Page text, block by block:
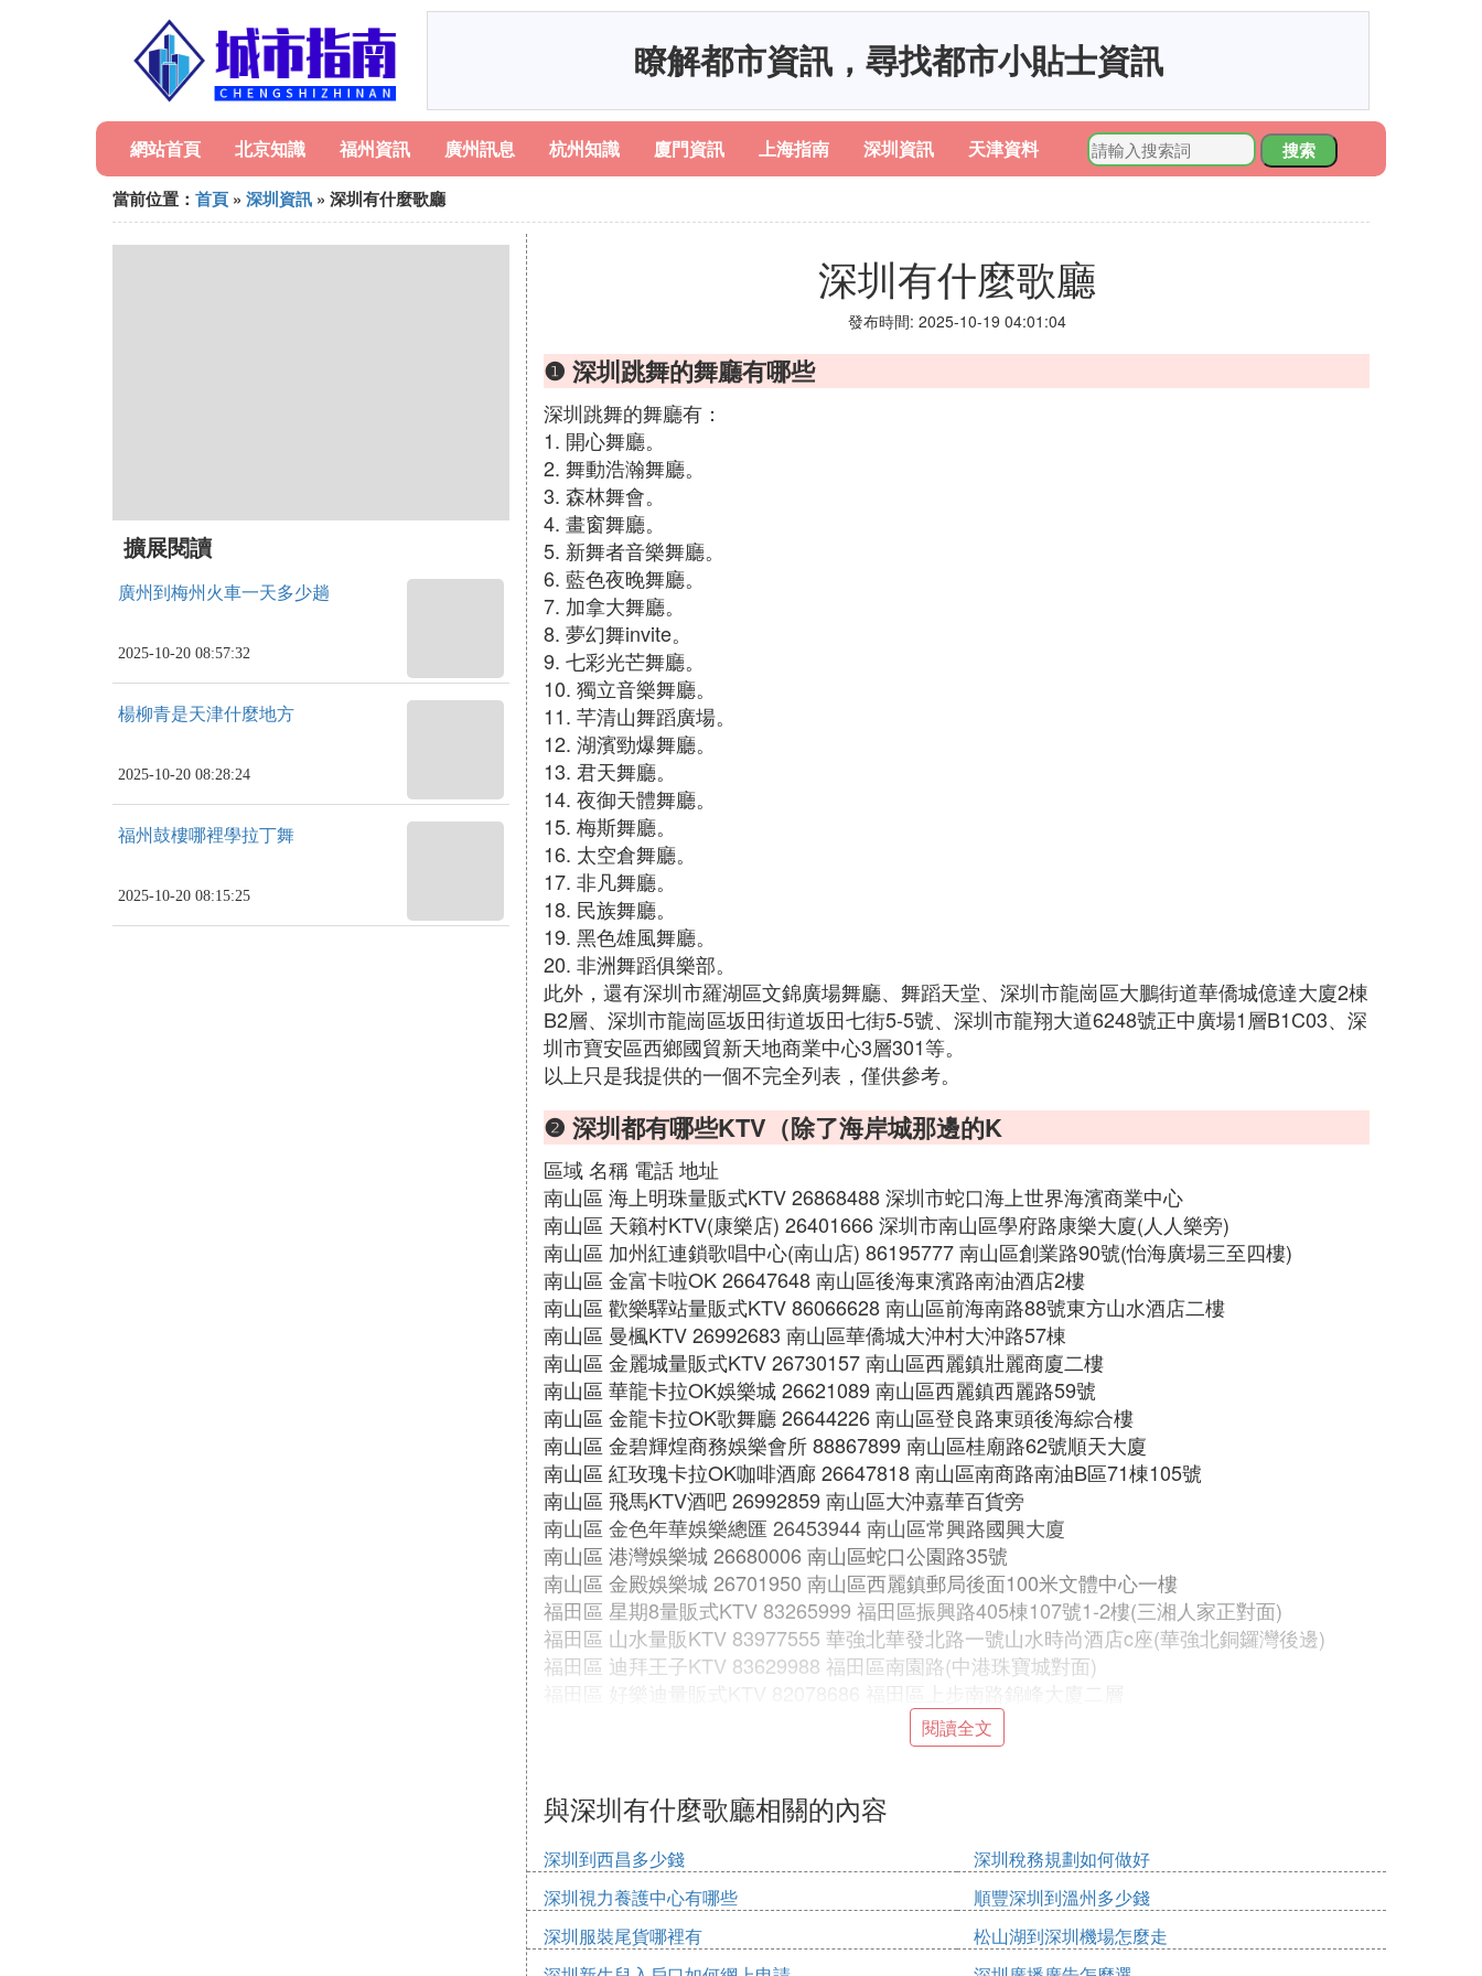
瞭解都市資訊，尋找都市小貼士資訊
網站首頁 北京知識 福州資訊 廣州訊息 杭州知識 廈門資訊 上海指南 深圳資訊 天津資料
搜索
當前位置： 首頁 » 深圳資訊 » 深圳有什麼歌廳
擴展閱讀
廣州到梅州火車一天多少趟
2025-10-20 08:57:32
楊柳青是天津什麼地方
2025-10-20 08:28:24
福州鼓樓哪裡學拉丁舞
2025-10-20 08:15:25
深圳有什麼歌廳
發布時間: 2025-10-19 04:01:04
❶ 深圳跳舞的舞廳有哪些
深圳跳舞的舞廳有：
1. 開心舞廳。
2. 舞動浩瀚舞廳。
3. 森林舞會。
4. 畫窗舞廳。
5. 新舞者音樂舞廳。
6. 藍色夜晚舞廳。
7. 加拿大舞廳。
8. 夢幻舞invite。
9. 七彩光芒舞廳。
10. 獨立音樂舞廳。
11. 芊清山舞蹈廣場。
12. 湖濱勁爆舞廳。
13. 君天舞廳。
14. 夜御天體舞廳。
15. 梅斯舞廳。
16. 太空倉舞廳。
17. 非凡舞廳。
18. 民族舞廳。
19. 黑色雄風舞廳。
20. 非洲舞蹈俱樂部。
此外，還有深圳市羅湖區文錦廣場舞廳、舞蹈天堂、深圳市龍崗區大鵬街道華僑城億達大廈2棟
B2層、深圳市龍崗區坂田街道坂田七街5-5號、深圳市龍翔大道6248號正中廣場1層B1C03、深
圳市寶安區西鄉國貿新天地商業中心3層301等。
以上只是我提供的一個不完全列表，僅供參考。
❷ 深圳都有哪些KTV（除了海岸城那邊的K
區域 名稱 電話 地址
南山區 海上明珠量販式KTV 26868488 深圳市蛇口海上世界海濱商業中心
南山區 天籟村KTV(康樂店) 26401666 深圳市南山區學府路康樂大廈(人人樂旁)
南山區 加州紅連鎖歌唱中心(南山店) 86195777 南山區創業路90號(怡海廣場三至四樓)
南山區 金富卡啦OK 26647648 南山區後海東濱路南油酒店2樓
南山區 歡樂驛站量販式KTV 86066628 南山區前海南路88號東方山水酒店二樓
南山區 曼楓KTV 26992683 南山區華僑城大沖村大沖路57棟
南山區 金麗城量販式KTV 26730157 南山區西麗鎮壯麗商廈二樓
南山區 華龍卡拉OK娛樂城 26621089 南山區西麗鎮西麗路59號
南山區 金龍卡拉OK歌舞廳 26644226 南山區登良路東頭後海綜合樓
南山區 金碧輝煌商務娛樂會所 88867899 南山區桂廟路62號順天大廈
南山區 紅玫瑰卡拉OK咖啡酒廊 26647818 南山區南商路南油B區71棟105號
南山區 飛馬KTV酒吧 26992859 南山區大沖嘉華百貨旁
南山區 金色年華娛樂總匯 26453944 南山區常興路國興大廈
南山區 港灣娛樂城 26680006 南山區蛇口公園路35號
南山區 金殿娛樂城 26701950 南山區西麗鎮郵局後面100米文體中心一樓
福田區 星期8量販式KTV 83265999 福田區振興路405棟107號1-2樓(三湘人家正對面)
福田區 山水量販KTV 83977555 華強北華發北路一號山水時尚酒店c座(華強北銅鑼灣後邊)
福田區 迪拜王子KTV 83629988 福田區南園路(中港珠寶城對面)
福田區 好樂迪量販式KTV 82078686 福田區上步南路錦峰大廈二層
福田區 加州紅連鎖歌唱中心(皇崗旗艦店) 82187777 福田區益田路與福民交界處萬佳百貨
福田區 天王星量販式KTV 83038888 福田區福華路80號
福田區 歡唱一佰量販式KTV 83789888 福田區華強北聖廷苑酒店東區裙樓1-3樓
福田區 魔方量販卡拉ok 83875362 福田區車公廟泰然四路泰然賓館東側
福田區 聖保羅夜總會 82996000 深圳市彩田南路中深花園B座4樓
福田區 傲旗音樂酒吧 82499338 福田區八卦一路鵬盛村5棟一樓
福田區 DJ娛樂無限 83235332 深圳市華發北路410棟
福田區 加州紅連鎖唱歌中心(南園店) 83621777 福田區南園路88號一至三層
福田區 安華卡拉OK 83637197 深圳市福田區愛華路58號沙埔頭大廈
閱讀全文
與深圳有什麼歌廳相關的內容
深圳到西昌多少錢
深圳稅務規劃如何做好
深圳視力養護中心有哪些
順豐深圳到溫州多少錢
深圳服裝尾貨哪裡有
松山湖到深圳機場怎麼走